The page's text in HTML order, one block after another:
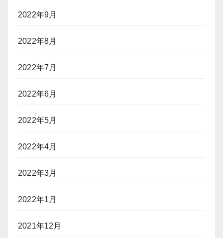
2022年9月
2022年8月
2022年7月
2022年6月
2022年5月
2022年4月
2022年3月
2022年1月
2021年12月